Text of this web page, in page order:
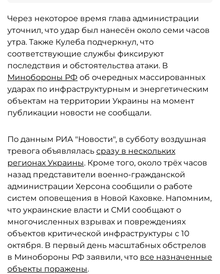
Через некоторое время глава администрации
уточнил, что удар был нанесён около семи часов
утра. Также Кулеба подчеркнул, что
соответствующие службы фиксируют
последствия и обстоятельства атаки. В
Минобороны РФ об очередных массированных
ударах по инфраструктурным и энергетическим
объектам на территории Украины на момент
публикации новости не сообщали.
По данным РИА "Новости", в субботу воздушная
тревога объявлялась сразу в нескольких
регионах Украины. Кроме того, около трёх часов
назад представители военно-гражданской
администрации Херсона сообщили о работе
систем оповещения в Новой Каховке. Напомним,
что украинские власти и СМИ сообщают о
многочисленных взрывах и повреждениях
объектов критической инфраструктуры с 10
октября. В первый день масштабных обстрелов
в Минобороны РФ заявили, что все назначенные
объекты поражены.